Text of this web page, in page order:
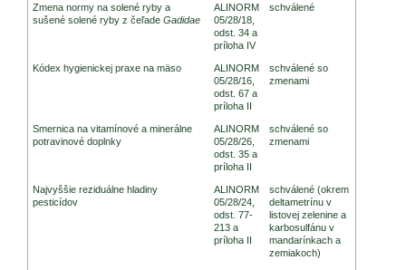
Zmena normy na solené ryby a
sušené solené ryby z čeľade Gadidae
ALINORM
05/28/18,
odst. 34 a
príloha IV
schválené
Kódex hygienickej praxe na mäso
ALINORM
05/28/16,
odst. 67 a
príloha II
schválené so
zmenami
Smernica na vitamínové a minerálne
potravinové doplnky
ALINORM
05/28/26,
odst. 35 a
príloha II
schválené so
zmenami
Najvyššie reziduálne hladiny
pesticídov
ALINORM
05/28/24,
odst. 77-
213 a
príloha II
schválené (okrem
deltametrínu v
listovej zelenine a
karbosulfánu v
mandarínkach a
zemiakoch)